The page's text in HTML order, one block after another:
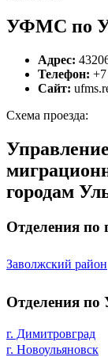
УФМС по
Адрес:
Телефон:
Сайт:
Схема проезда:
городам
Отделения по
Заволжский район
Отделения по
г. Димитровград
г. Новоульяновск